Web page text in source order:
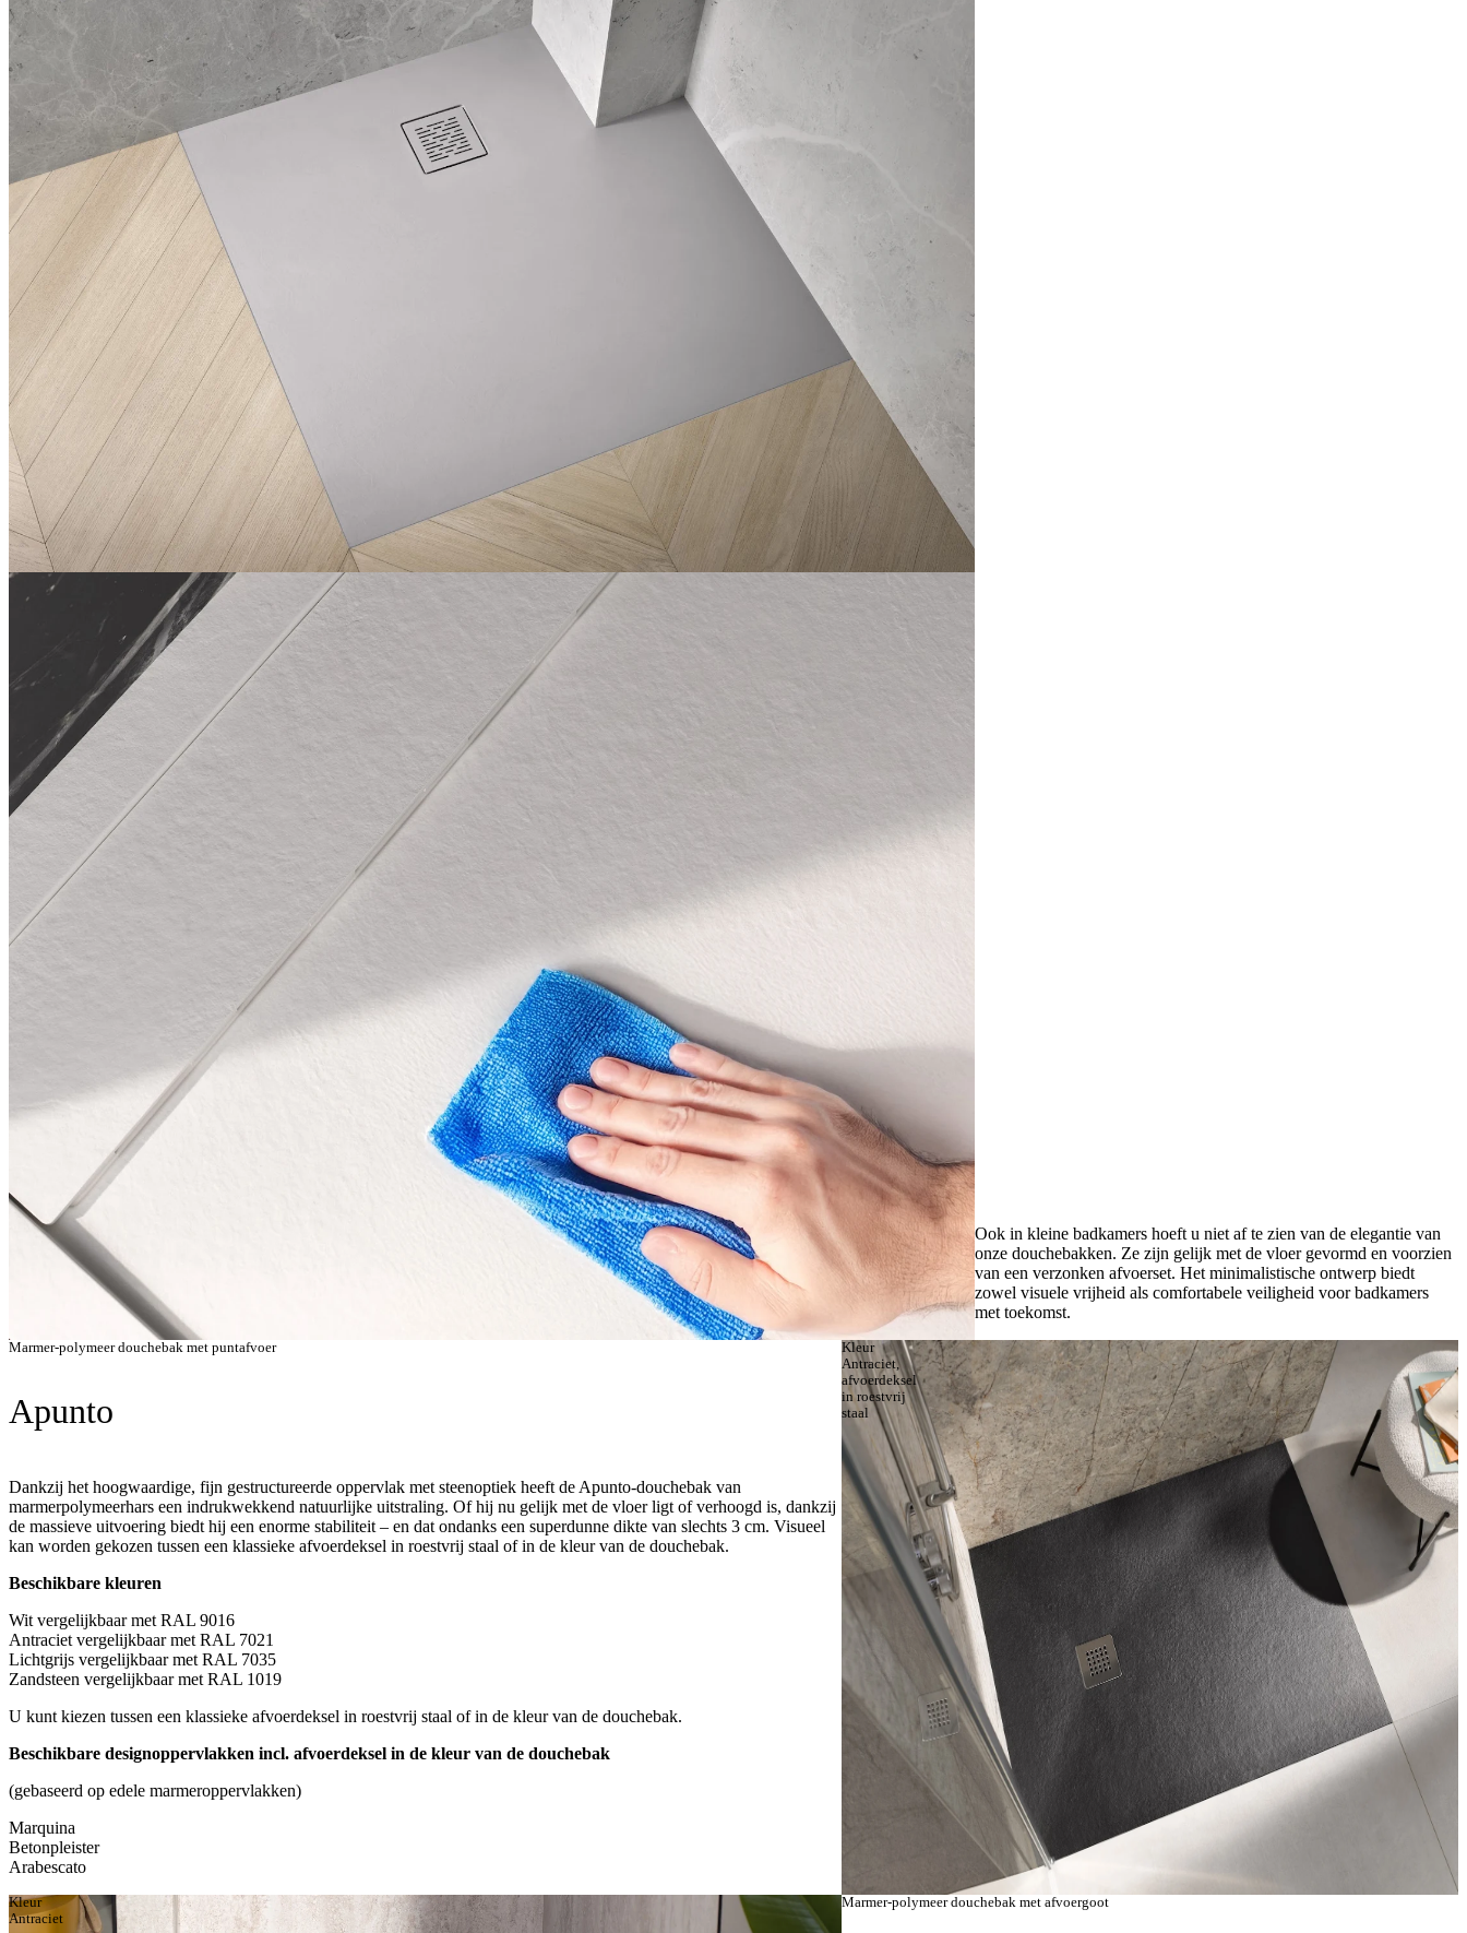
Ook in kleine badkamers hoeft u niet af te zien van de elegantie van
onze douchebakken. Ze zijn gelijk met de vloer gevormd en voorzien
van een verzonken afvoerset. Het minimalistische ontwerp biedt
zowel visuele vrijheid als comfortabele veiligheid voor badkamers
met toekomst.
Marmer-polymeer douchebak met puntafvoer
Apunto
Dankzij het hoogwaardige, fijn gestructureerde oppervlak met steenoptiek heeft de Apunto-douchebak van
marmerpolymeerhars een indrukwekkend natuurlijke uitstraling. Of hij nu gelijk met de vloer ligt of verhoogd is, dankzij
de massieve uitvoering biedt hij een enorme stabiliteit – en dat ondanks een superdunne dikte van slechts 3 cm. Visueel
kan worden gekozen tussen een klassieke afvoerdeksel in roestvrij staal of in de kleur van de douchebak.
Beschikbare kleuren
Wit vergelijkbaar met RAL 9016
Antraciet vergelijkbaar met RAL 7021
Lichtgrijs vergelijkbaar met RAL 7035
Zandsteen vergelijkbaar met RAL 1019
U kunt kiezen tussen een klassieke afvoerdeksel in roestvrij staal of in de kleur van de douchebak.
Beschikbare designoppervlakken incl. afvoerdeksel in de kleur van de douchebak
(gebaseerd op edele marmeroppervlakken)
Marquina
Betonpleister
Arabescato
Kleur
Antraciet,
afvoerdeksel
in roestvrij
staal
Kleur
Kleur
Antraciet
Marmer-polymeer douchebak met afvoergoot